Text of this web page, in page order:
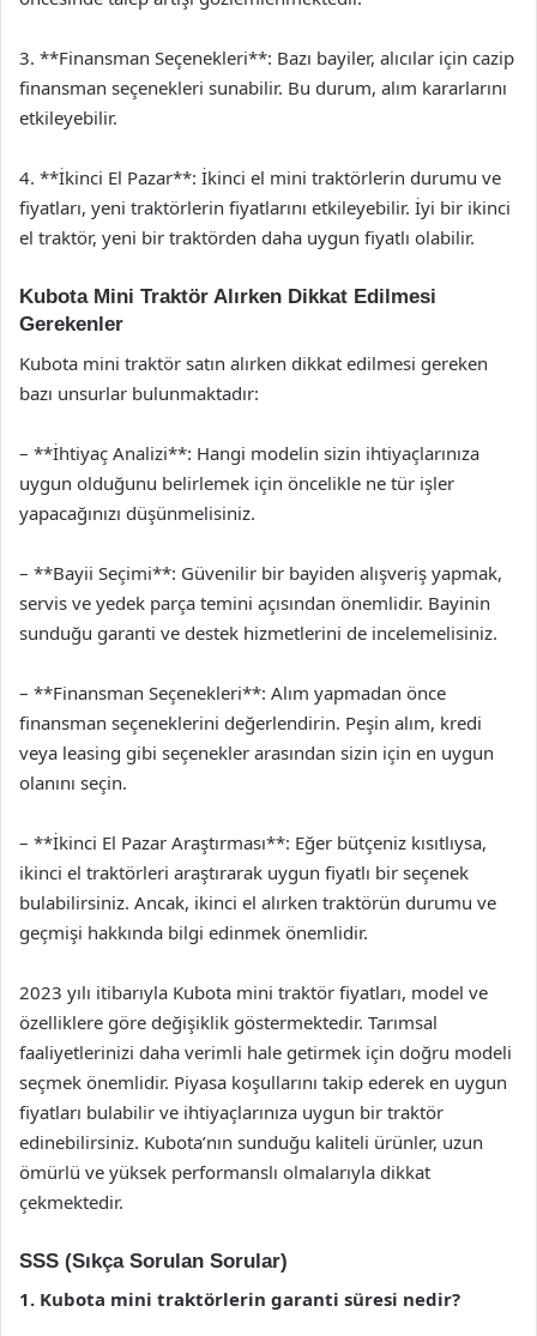
3. **Finansman Seçenekleri**: Bazı bayiler, alıcılar için cazip
finansman seçenekleri sunabilir. Bu durum, alım kararlarını
etkileyebilir.
4. **İkinci El Pazar**: İkinci el mini traktörlerin durumu ve
fiyatları, yeni traktörlerin fiyatlarını etkileyebilir. İyi bir ikinci
el traktör, yeni bir traktörden daha uygun fiyatlı olabilir.
Kubota Mini Traktör Alırken Dikkat Edilmesi
Gerekenler
Kubota mini traktör satın alırken dikkat edilmesi gereken
bazı unsurlar bulunmaktadır:
– **İhtiyaç Analizi**: Hangi modelin sizin ihtiyaçlarınıza
uygun olduğunu belirlemek için öncelikle ne tür işler
yapacağınızı düşünmelisiniz.
– **Bayii Seçimi**: Güvenilir bir bayiden alışveriş yapmak,
servis ve yedek parça temini açısından önemlidir. Bayinin
sunduğu garanti ve destek hizmetlerini de incelemelisiniz.
– **Finansman Seçenekleri**: Alım yapmadan önce
finansman seçeneklerini değerlendirin. Peşin alım, kredi
veya leasing gibi seçenekler arasından sizin için en uygun
olanını seçin.
– **İkinci El Pazar Araştırması**: Eğer bütçeniz kısıtlıysa,
ikinci el traktörleri araştırarak uygun fiyatlı bir seçenek
bulabilirsiniz. Ancak, ikinci el alırken traktörün durumu ve
geçmişi hakkında bilgi edinmek önemlidir.
2023 yılı itibarıyla Kubota mini traktör fiyatları, model ve
özelliklere göre değişiklik göstermektedir. Tarımsal
faaliyetlerinizi daha verimli hale getirmek için doğru modeli
seçmek önemlidir. Piyasa koşullarını takip ederek en uygun
fiyatları bulabilir ve ihtiyaçlarınıza uygun bir traktör
edinebilirsiniz. Kubota’nın sunduğu kaliteli ürünler, uzun
ömürlü ve yüksek performanslı olmalarıyla dikkat
çekmektedir.
SSS (Sıkça Sorulan Sorular)
1. Kubota mini traktörlerin garanti süresi nedir?